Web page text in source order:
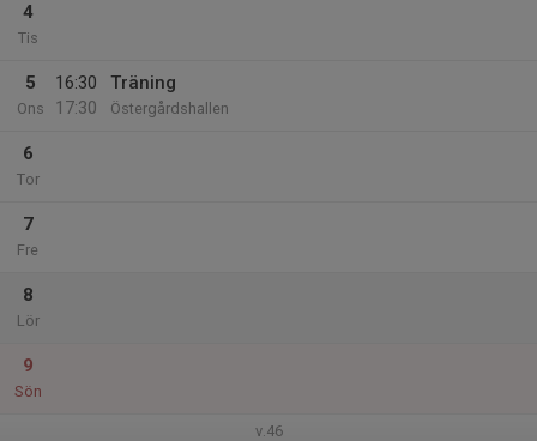
4
Tis
5
Ons
16:30
17:30
Träning
Östergårdshallen
6
Tor
7
Fre
8
Lör
9
Sön
v.46